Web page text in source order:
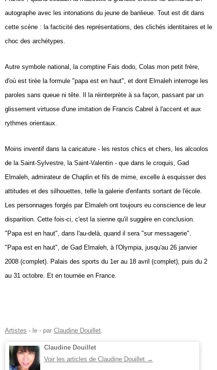
autographe avec les intonations du jeune de banlieue. Tout est dit dans
cette scène : la facticité des représentations, des clichés identitaires et le
choc des archétypes.
Autre symbole national, la comptine Fais dodo, Colas mon petit frère,
d'où est tirée la formule "papa est en haut", et dont Elmaleh interroge les
paroles sans queue ni tête. Il la réinterprète à sa façon, passant par un
glissement virtuose d'une imitation de Francis Cabrel à l'accent et aux
rythmes orientaux.
Moins inventif dans la caricature - les restos chics et chers, les alcoolos
de la Saint-Sylvestre, la Saint-Valentin - que dans le croquis, Gad
Elmaleh, admirateur de Chaplin et fils de mime, excelle à esquisser des
attitudes et des silhouettes, telle la galerie d'enfants sortant de l'école.
Les personnages forgés par Elmaleh ont toujours eu conscience de leur
disparition. Cette fois-ci, c'est la sienne qu'il suggère en conclusion.
"Papa est en haut", dans l'au-delà, quand il sera "sur messagerie".
"Papa est en haut", de Gad Elmaleh, à l'Olympia, jusqu'au 26 janvier
2008 (complet). Palais des sports du 1er au 18 avril (complet), puis du 2
au 31 octobre. Et en tournée en France.
Artistes - le - par Claudine Douillet.
Claudine Douillet
Voir les articles de Claudine Douillet →